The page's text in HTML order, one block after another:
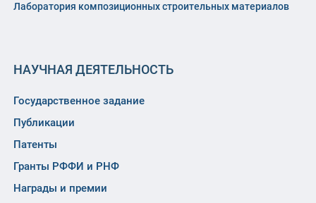
Лаборатория композиционных строительных материалов
НАУЧНАЯ ДЕЯТЕЛЬНОСТЬ
Государственное задание
Публикации
Патенты
Гранты РФФИ и РНФ
Награды и премии